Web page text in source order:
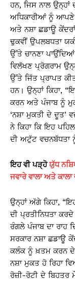
ਹਨ, ਜਿਸ ਨਾਲ
ਅਧਿਕਾਰੀਆਂ ਨੂੰ
ਅਤੇ ਨਸ਼ਾ ਛਡਾਊ
ਢੁਕਵੀਂ ਉਪਲਬਧਤਾ
ਉੱਤੇ ਚਾਨਣਾ
ਵਿਲੱਖਣ ਪ੍ਰੋਗਰਾਮ
ਉੱਤੇ ਜਿੱਤ ਪ੍ਰਾਪਤ
ਹਨ। ਉਨ੍ਹਾਂ ਕਿਹਾ,
ਕਰਨ ਅਤੇ ਪੰਜਾਬ ਨੂੰ
‘ਨਸ਼ਾ ਮੁਕਤੀ ਦੇ ਦੂਤ’
ਨੇ ਕਿਹਾ ਕਿ ਇਹ
ਦੀ ਅਟੁੱਟ ਵਚਨਬੱਧਤਾ
ਇਹ ਵੀ ਪੜ੍ਹੋਯੁੱਧ
ਜਵਾਰੇ ਵਾਲਾ ਅਤੇ
ਉਨ੍ਹਾਂ ਅੱਗੇ ਕਿਹਾ,
ਦੀ ਪ੍ਰਤੀਨਿਧਤਾ
ਰੰਗਲੇ ਪੰਜਾਬ ਦਾ ਰਾਹ
ਸਰਕਾਰ ਨਸ਼ਾ ਛਡਾਊ
ਕਲੰਕ ਨੂੰ ਖ਼ਤਮ ਕਰਨ ਦੇ
ਨਸ਼ਾ ਮੁਕਤ ਹੋ ਰਿਹਾ
ਰੋਜ਼ੀ-ਰੋਟੀ ਦੇ ਬਿਹਤਰ